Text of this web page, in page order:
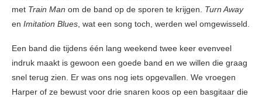
met Train Man om de band op de sporen te krijgen. Turn Away
en Imitation Blues , wat een song toch, werden wel omgewisseld.
Een band die tijdens één lang weekend twee keer evenveel
indruk maakt is gewoon een goede band en we willen die graag
snel terug zien. Er was ons nog iets opgevallen. We vroegen
Harper of ze bewust voor drie snaren koos op een basgitaar die